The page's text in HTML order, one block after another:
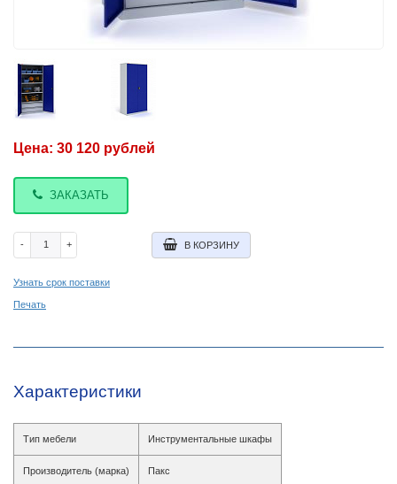
Цена: 30 120 рублей
ЗАКАЗАТЬ
- + В КОРЗИНУ
Узнать срок поставки
Печать
Характеристики
Тип мебели Инструментальные шкафы
Производитель (марка) Пакс